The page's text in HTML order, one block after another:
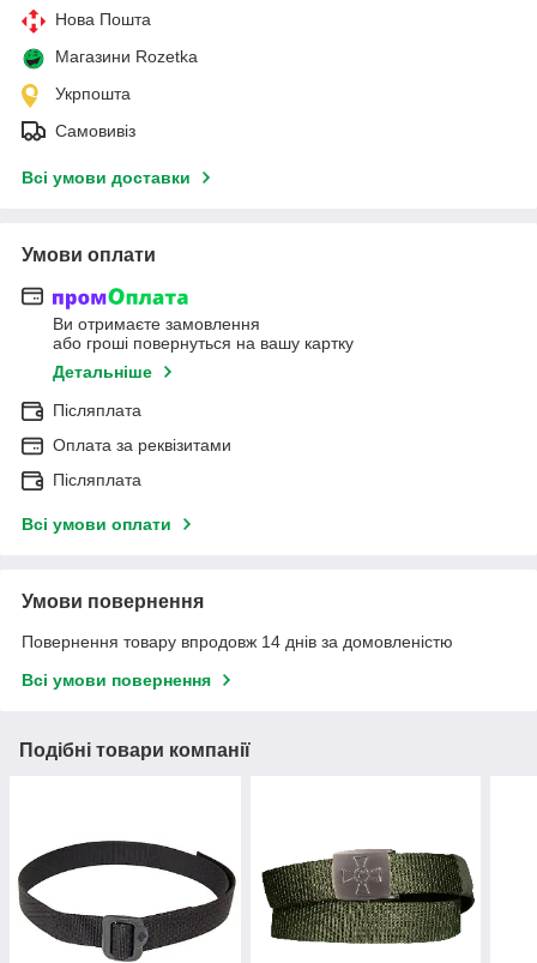
Нова Пошта
Магазини Rozetka
Укрпошта
Самовивіз
Всі умови доставки
Умови оплати
Ви отримаєте замовлення
або гроші повернуться на вашу картку
Детальніше
Післяплата
Оплата за реквізитами
Післяплата
Всі умови оплати
Умови повернення
Повернення товару впродовж 14 днів за домовленістю
Всі умови повернення
Подібні товари компанії